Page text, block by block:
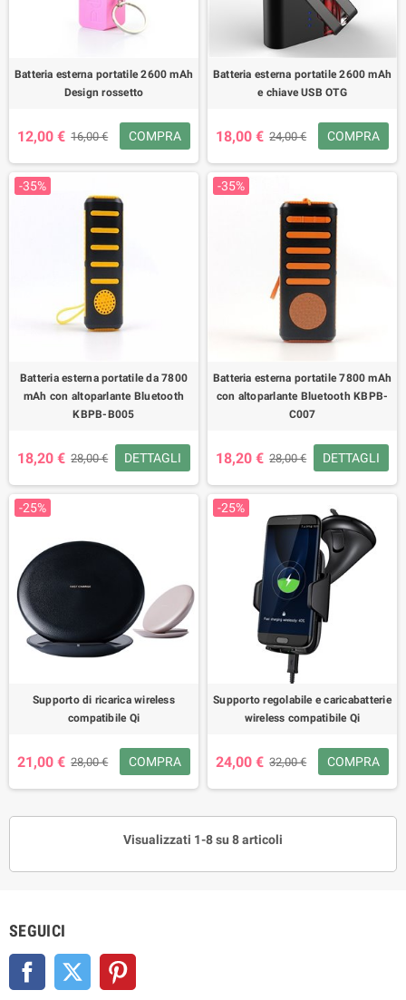
Batteria esterna portatile 2600 mAh
Design rossetto
12,00 € 16,00 € COMPRA
Batteria esterna portatile 2600 mAh
e chiave USB OTG
18,00 € 24,00 € COMPRA
-35%
Batteria esterna portatile da 7800
mAh con altoparlante Bluetooth
KBPB-B005
18,20 € 28,00 € DETTAGLI
-35%
Batteria esterna portatile 7800 mAh
con altoparlante Bluetooth KBPB-
C007
18,20 € 28,00 € DETTAGLI
-25%
Supporto di ricarica wireless
compatibile Qi
21,00 € 28,00 € COMPRA
-25%
Supporto regolabile e caricabatterie
wireless compatibile Qi
24,00 € 32,00 € COMPRA
Visualizzati 1-8 su 8 articoli
SEGUICI
Facebook Twitter